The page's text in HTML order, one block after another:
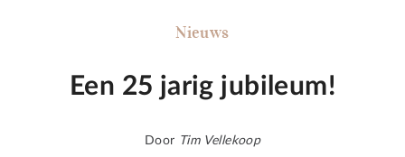
Nieuws
Een 25 jarig jubileum!
Door Tim Vellekoop